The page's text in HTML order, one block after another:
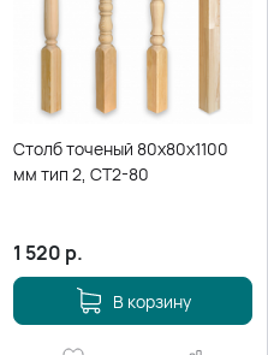
Столб точеный 80х80х1100
мм тип 2, СТ2-80
1 520 р.
В корзину